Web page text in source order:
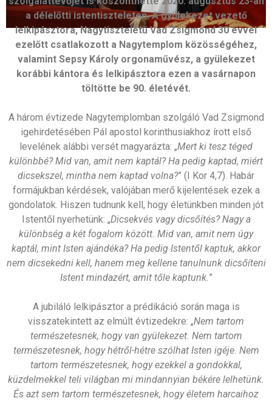
a délelőtti istentiszteleten. A gyülekezet vezető
lelkipásztora, Nagytiszteletű Vad Zsigmond 30 évvel
ezelőtt csatlakozott a Nagytemplom közösségéhez,
valamint Sepsy Károly orgonaművész, a gyülekezet
korábbi kántora és lelkipásztora ezen a vasárnapon
töltötte be 90. életévét.
A három évtizede Nagytemplomban szolgáló Vad Zsigmond
igehirdetésében Pál apostol korinthusiakhoz írott első
levelének alábbi versét magyarázta: „Mert ki tesz téged
különbbé? Mid van, amit nem kaptál? Ha pedig kaptad, miért
dicsekszel, mintha nem kaptad volna?” (I Kor 4,7). Habár
formájukban kérdések, valójában merő kijelentések ezek a
gondolatok. Hiszen tudnunk kell, hogy életünkben minden jót
Istentől nyerhetünk: „Dicsekvés vagy dicsőítés? Nagy a
különbség a két fogalom között. Mid van, amit nem úgy
kaptál, mint Isten ajándéka? Ha pedig Istentől kaptuk, akkor
nem dicsekedni kell, hanem meg kellene tanulnunk dicsőíteni
Istent mindazért, amit tőle kaptunk.”
A jubiláló lelkipásztor a prédikáció során maga is
visszatekintett az elmúlt évtizedekre: „Nem tartom
természetesnek, hogy van gyülekezet. Nem tartom
természetesnek, hogy hétről-hétre szólhat Isten igéje. Nem
tartom természetesnek, hogy ezekkel a gondokkal,
küzdelmekkel teli világban mi mindannyian békére lelhetünk.
És azt sem tartom természetesnek, hogy életem harcaihoz